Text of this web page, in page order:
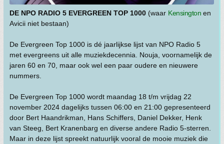
DE NPO RADIO 5 EVERGREEN TOP 1000 (waar Kensington en
Avicii niet bestaan)
De Evergreen Top 1000 is dé jaarlijkse lijst van NPO Radio 5
met evergreens uit alle muziekdecennia. Nouja, voornamelijk de
jaren 60 en 70, maar ook wel een paar oudere en nieuwere
nummers.
De Evergreen Top 1000 wordt maandag 18 t/m vrijdag 22
november 2024 dagelijks tussen 06:00 en 21:00 gepresenteerd
door Bert Haandrikman, Hans Schiffers, Daniel Dekker, Henk
van Steeg, Bert Kranenbarg en diverse andere Radio 5-sterren.
Maar in deze lijst spreekt natuurlijk vooral de mooie muziek die